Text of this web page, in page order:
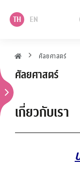
TH EN
นโย
ศัลยศาสตร์
ศัลยศาสตร์
เกี่ยวกับเรา